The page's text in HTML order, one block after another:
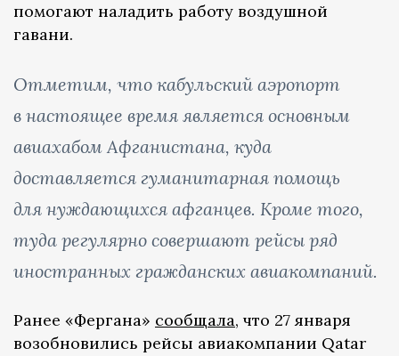
помогают наладить работу воздушной
гавани.
Отметим, что кабульский аэропорт
в настоящее время является основным
авиахабом Афганистана, куда
доставляется гуманитарная помощь
для нуждающихся афганцев. Кроме того,
туда регулярно совершают рейсы ряд
иностранных гражданских авиакомпаний.
Ранее «Фергана» сообщала, что 27 января
возобновились рейсы авиакомпании Qatar